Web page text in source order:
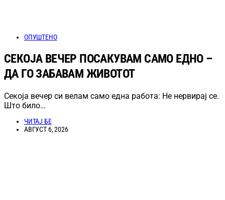
ОПУШТЕНО
СЕКОЈА ВЕЧЕР ПОСАКУВАМ САМО ЕДНО –
ДА ГО ЗАБАВАМ ЖИВОТОТ
Секоја вечер си велам само една работа: Не нервирај се.
Што било…
ЧИТАЈ БЕ
АВГУСТ 6, 2026